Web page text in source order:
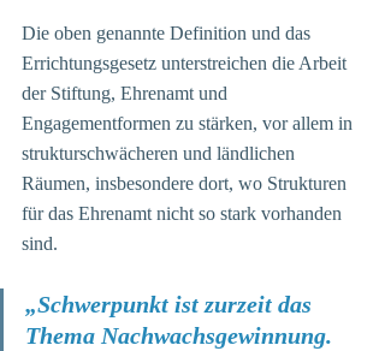
Die oben genannte Definition und das
Errichtungsgesetz unterstreichen die Arbeit
der Stiftung, Ehrenamt und
Engagementformen zu stärken, vor allem in
strukturschwächeren und ländlichen
Räumen, insbesondere dort, wo Strukturen
für das Ehrenamt nicht so stark vorhanden
sind.
„Schwerpunkt ist zurzeit das
Thema Nachwachsgewinnung.